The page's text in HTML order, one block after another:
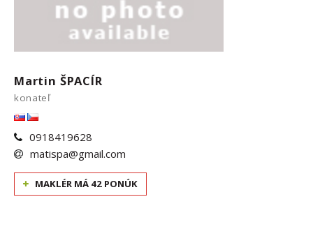
Martin ŠPACÍR
konateľ
0918419628
matispa@gmail.com
MAKLÉR MÁ 42 PONÚK